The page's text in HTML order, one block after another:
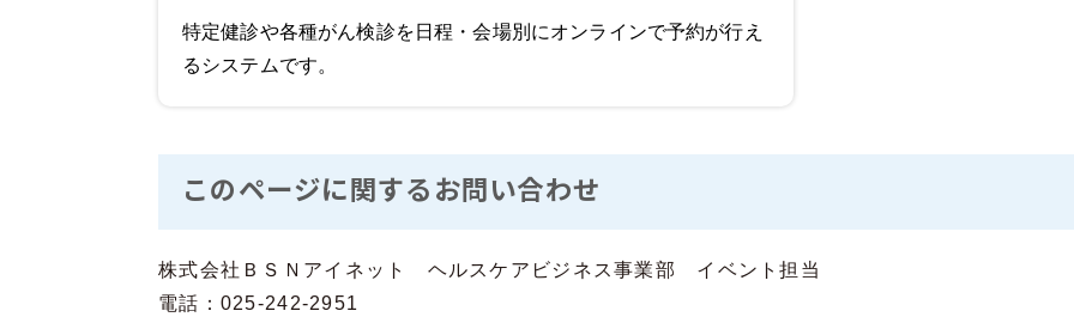
特定健診や各種がん検診を日程・会場別にオンラインで予約が行え
るシステムです。
このページに関するお問い合わせ
株式会社ＢＳＮアイネット ヘルスケアビジネス事業部 イベント担当
電話：025-242-2951